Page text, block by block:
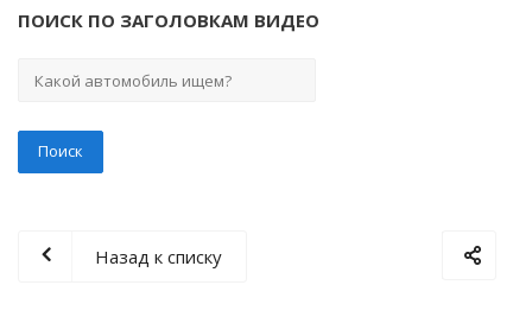
ПОИСК ПО ЗАГОЛОВКАМ ВИДЕО
Назад к списку